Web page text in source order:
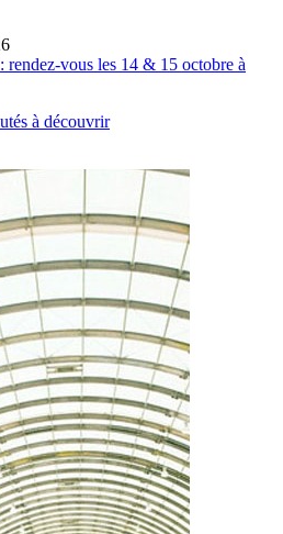
vous les 14 & 15 octobre à
à découvrir